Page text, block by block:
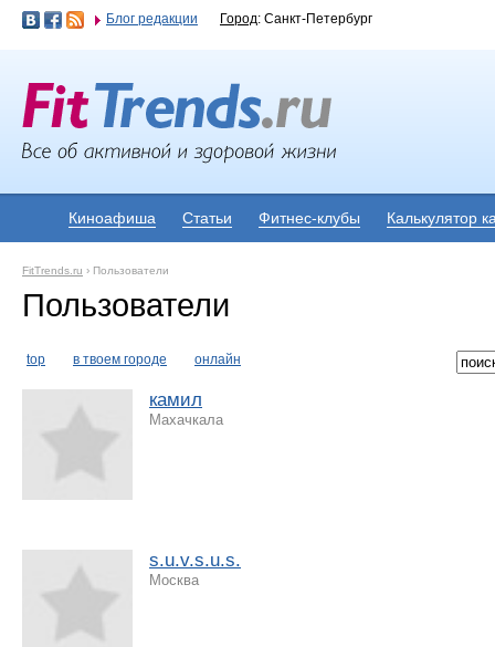
Блог редакции Город: Санкт-Петербург
Киноафиша Статьи Фитнес-клубы Калькулятор
FitTrends.ru › Пользователи
Пользователи
top в твоем городе онлайн
камил
Махачкала
s.u.v.s.u.s.
Москва